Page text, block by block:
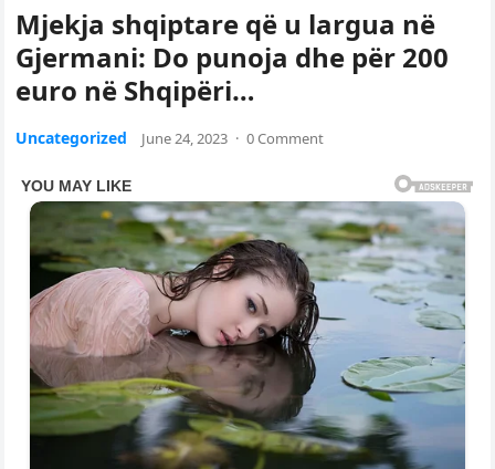
Mjekja shqiptare që u largua në
Gjermani: Do punoja dhe për 200
euro në Shqipëri…
Uncategorized June 24, 2023 · 0 Comment